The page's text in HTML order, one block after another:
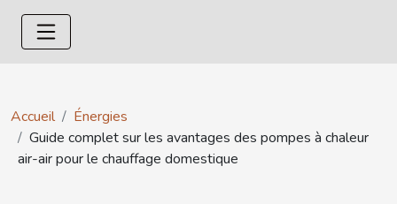
Accueil
Énergies
Guide complet sur les avantages des pompes à chaleur
air-air pour le chauffage domestique